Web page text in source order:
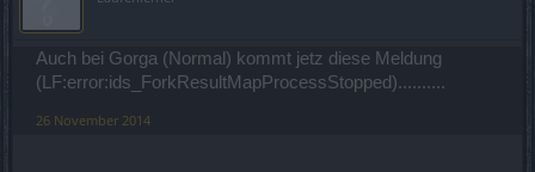
Auch bei Gorga (Normal) kommt jetz diese Meldung
(LF:error:ids_ForkResultMapProcessStopped)..........
26 November 2014